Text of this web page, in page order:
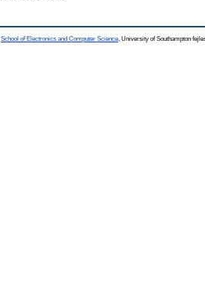
School of Electronics and Computer Science , University of Southampton